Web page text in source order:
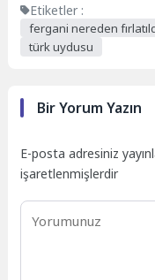
Etiketler :
fergani nereden
türk uydusu
Bir Yorum Yazın
E-posta adresiniz
işaretlenmişlerdir